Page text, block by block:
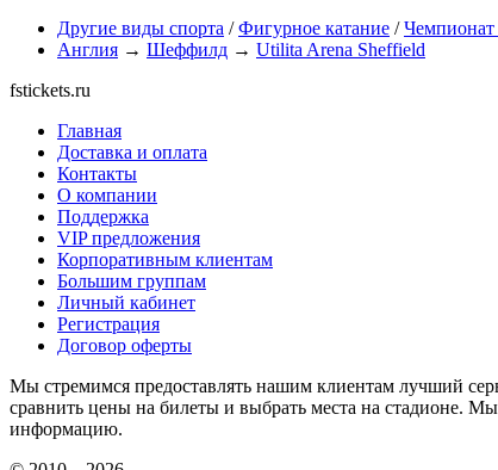
Другие виды спорта /Фигурное катание /
Англия → Шеффилд → Utilita Arena Sheffield
fstickets.ru
Главная
Доставка и оплата
Контакты
О компании
Поддержка
VIP предложения
Корпоративным клиентам
Большим группам
Личный кабинет
Регистрация
Договор оферты
Мы стремимся предоставлять нашим клиентам лучший
сравнить цены на билеты и выбрать места на стадионе.
информацию.